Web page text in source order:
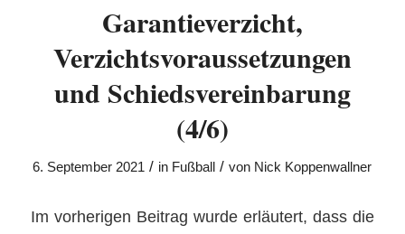
Garantieverzicht,
Verzichtsvoraussetzungen
und Schiedsvereinbarung
(4/6)
6. September 2021 / in Fußball / von Nick Koppenwallner
Im vorherigen Beitrag wurde erläutert, dass die